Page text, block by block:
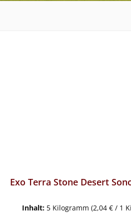
Exo Terra Stone Desert
Inhalt: 5 Kilogramm (2,04 € / 1